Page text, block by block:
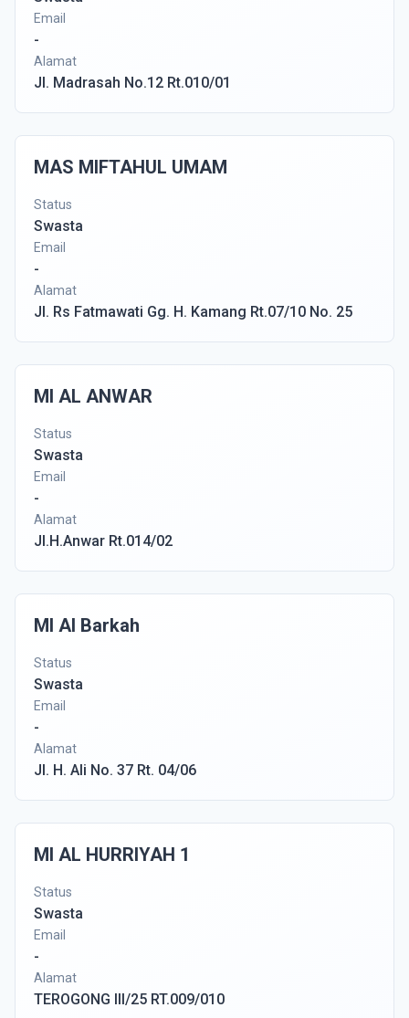
Email
-
Alamat
Jl. Madrasah No.12 Rt.010/01
MAS MIFTAHUL UMAM
Status
Swasta
Email
-
Alamat
Jl. Rs Fatmawati Gg. H. Kamang Rt.07/10 No. 25
MI AL ANWAR
Status
Swasta
Email
-
Alamat
Jl.H.Anwar Rt.014/02
MI Al Barkah
Status
Swasta
Email
-
Alamat
Jl. H. Ali No. 37 Rt. 04/06
MI AL HURRIYAH 1
Status
Swasta
Email
-
Alamat
TEROGONG III/25 RT.009/010